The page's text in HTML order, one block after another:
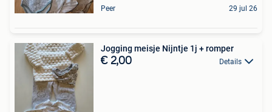
Peer 29 jul 26
Jogging meisje Nijntje 1j + romper
€ 2,00 Details